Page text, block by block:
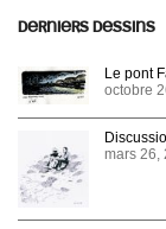
DERNIERS DESSINS
Le pont
octobre
mars 26,